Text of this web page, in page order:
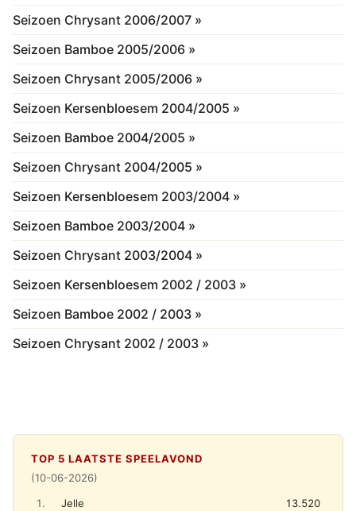
Seizoen Chrysant 2006/2007 »
Seizoen Bamboe 2005/2006 »
Seizoen Chrysant 2005/2006 »
Seizoen Kersenbloesem 2004/2005 »
Seizoen Bamboe 2004/2005 »
Seizoen Chrysant 2004/2005 »
Seizoen Kersenbloesem 2003/2004 »
Seizoen Bamboe 2003/2004 »
Seizoen Chrysant 2003/2004 »
Seizoen Kersenbloesem 2002 / 2003 »
Seizoen Bamboe 2002 / 2003 »
Seizoen Chrysant 2002 / 2003 »
TOP 5 LAATSTE SPEELAVOND
(10-06-2026)
1.
Jelle
13.520